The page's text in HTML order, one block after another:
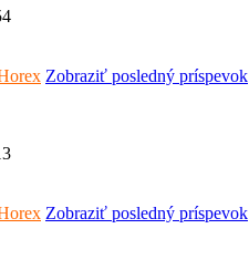
Zobraziť posledný príspevok
Zobraziť posledný príspevok